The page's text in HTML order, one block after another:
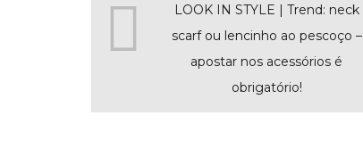
LOOK IN STYLE | Trend: neck
scarf ou lencinho ao pescoço –
apostar nos acessórios é
obrigatório!